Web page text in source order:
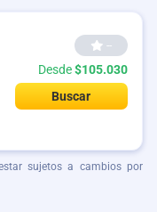
--
Desde$105.030
Buscar
sujetos a cambios por